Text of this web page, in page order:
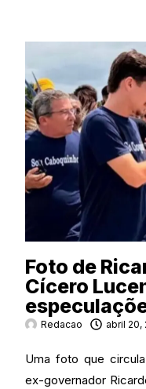
Foto de
Cícero
Redacao abril 20,
Uma foto que
ex-governador